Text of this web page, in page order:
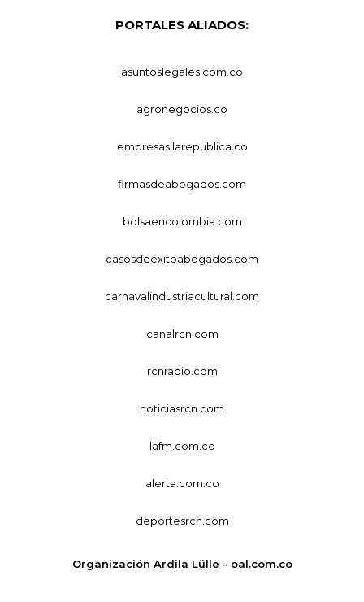
PORTALES ALIADOS:
asuntoslegales.com.co
agronegocios.co
empresas.larepublica.co
firmasdeabogados.com
bolsaencolombia.com
casosdeexitoabogados.com
carnavalindustriacultural.com
canalrcn.com
rcnradio.com
noticiasrcn.com
lafm.com.co
alerta.com.co
deportesrcn.com
Organización Ardila Lülle - oal.com.co